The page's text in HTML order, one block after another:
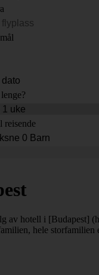
reisende
av hotell i [Budapest]
hele